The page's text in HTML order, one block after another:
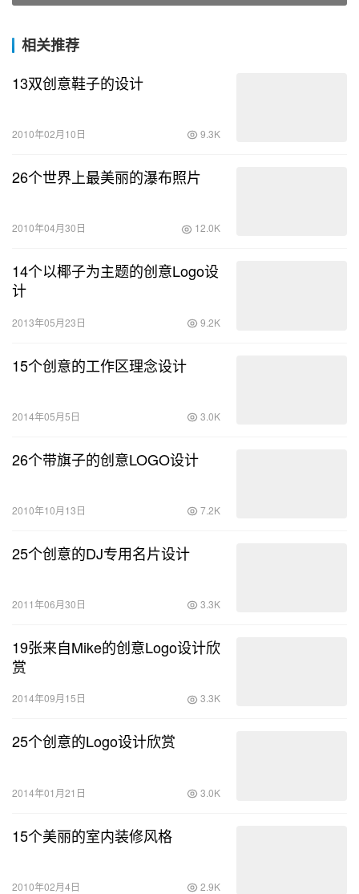
相关推荐
13双创意鞋子的设计
2010年02月10日 9.3K
26个世界上最美丽的瀑布照片
2010年04月30日 12.0K
14个以椰子为主题的创意Logo设
计
2013年05月23日 9.2K
15个创意的工作区理念设计
2014年05月5日 3.0K
26个带旗子的创意LOGO设计
2010年10月13日 7.2K
25个创意的DJ专用名片设计
2011年06月30日 3.3K
19张来自Mike的创意Logo设计欣
赏
2014年09月15日 3.3K
25个创意的Logo设计欣赏
2014年01月21日 3.0K
15个美丽的室内装修风格
2010年02月4日 2.9K